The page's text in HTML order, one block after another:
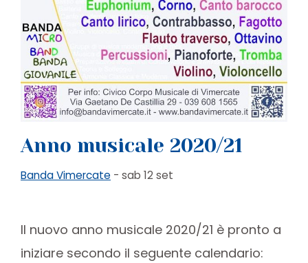
Anno musicale 2020/21
Banda Vimercate - sab 12 set
Il nuovo anno musicale 2020/21 è pronto a
iniziare secondo il seguente calendario: